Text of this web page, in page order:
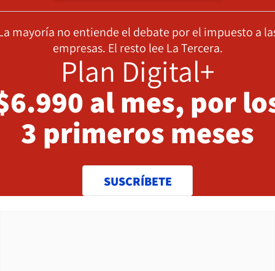
mayoría no entiende el debate por el impuesto a
empresas. El resto lee La Tercera.
Plan Digital+
al mes, por
3 primeros meses
SUSCRÍBETE